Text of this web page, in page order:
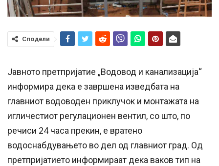
Сподели
Јавното претпријатие „Водовод и канализација“
информира дека е завршена изведбата на
главниот водоводен приклучок и монтажата на
игличестиот регулационен вентил, со што, по
речиси 24 часа прекин, е вратено
водоснабдувањето во дел од главниот град. Од
претпријатието информираат дека ваков тип на